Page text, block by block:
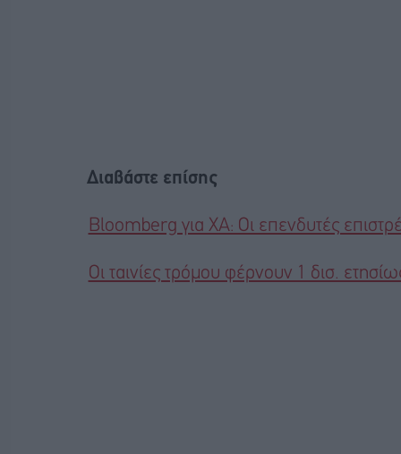
Διαβάστε επίσης
Bloomberg για ΧΑ: Οι επενδυτές
Οι ταινίες τρόμου φέρνουν 1 δισ.